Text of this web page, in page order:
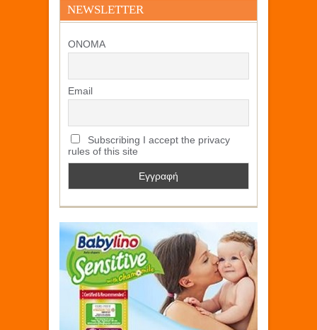
NEWSLETTER
ΟΝΟΜΑ
Email
Subscribing I accept the privacy
rules of this site